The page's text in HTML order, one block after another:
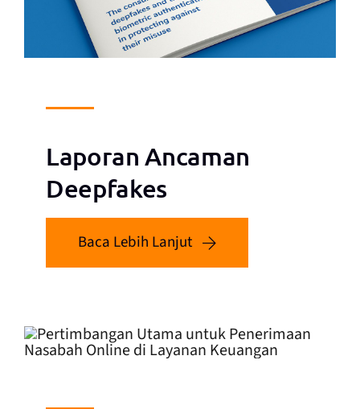
Laporan Ancaman
Deepfakes
Baca Lebih Lanjut